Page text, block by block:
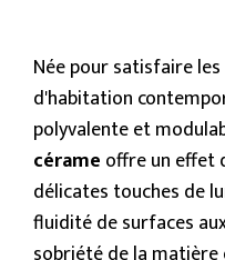
Née pour satisfaire
d'habitation
polyvalente et
cérame offre un effet
délicates touches de
fluidité de surfaces